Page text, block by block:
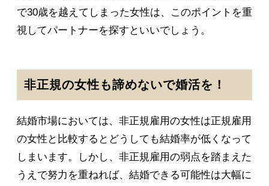
で30歳を越えてしまった女性は、このポイントを重
視してパートナーを探すといいでしょう。
非正規の女性も諦めないで婚活を！
結婚市場においては、非正規雇用の女性は正規雇用
の女性と比較するとどうしても結婚率が低くなって
しまいます。しかし、非正規雇用の弱点を踏まえた
うえで努力を重ねれば、結婚できる可能性は大幅に